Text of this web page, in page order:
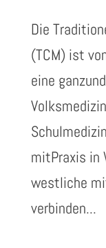
Die
(TCM) ist
eine
mitPraxis in
westliche
verbinden...